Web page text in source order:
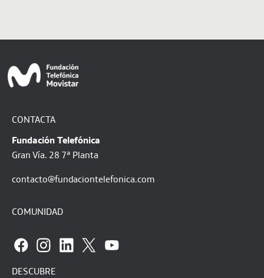
CONTACTA
Fundación Telefónica
Gran Vía. 28 7ª Planta
contacto@fundaciontelefonica.com
COMUNIDAD
DESCUBRE